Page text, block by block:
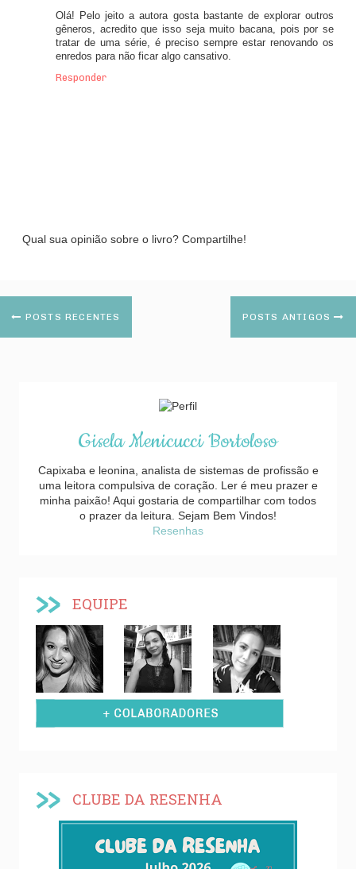
Olá! Pelo jeito a autora gosta bastante de explorar outros
gêneros, acredito que isso seja muito bacana, pois por se
tratar de uma série, é preciso sempre estar renovando os
enredos para não ficar algo cansativo.
Responder
Qual sua opinião sobre o livro? Compartilhe!
POSTS RECENTES POSTS ANTIGOS
Gisela Menicucci Bortoloso
Capixaba e leonina, analista de sistemas de profissão e
uma leitora compulsiva de coração. Ler é meu prazer e
minha paixão! Aqui gostaria de compartilhar com todos
o prazer da leitura. Sejam Bem Vindos!
Resenhas
EQUIPE
CLUBE DA RESENHA